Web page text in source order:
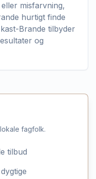
misfarvning,
hurtigt finde
Brande tilbyder
og
fagfolk.
tilbud